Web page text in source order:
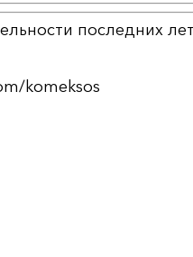
последних
komeksos